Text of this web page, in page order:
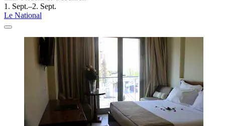
1. Sept.–2. Sept.
Le National